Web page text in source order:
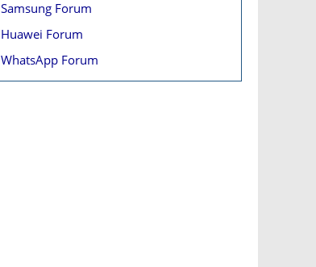
Samsung Forum
Huawei Forum
WhatsApp Forum